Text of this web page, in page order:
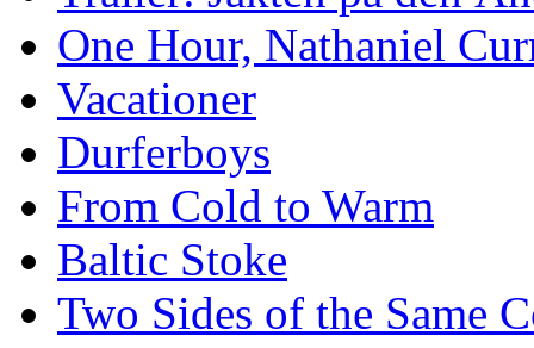
One Hour, Nathaniel
Vacationer
Durferboys
From Cold to Warm
Baltic Stoke
Two Sides of the Same